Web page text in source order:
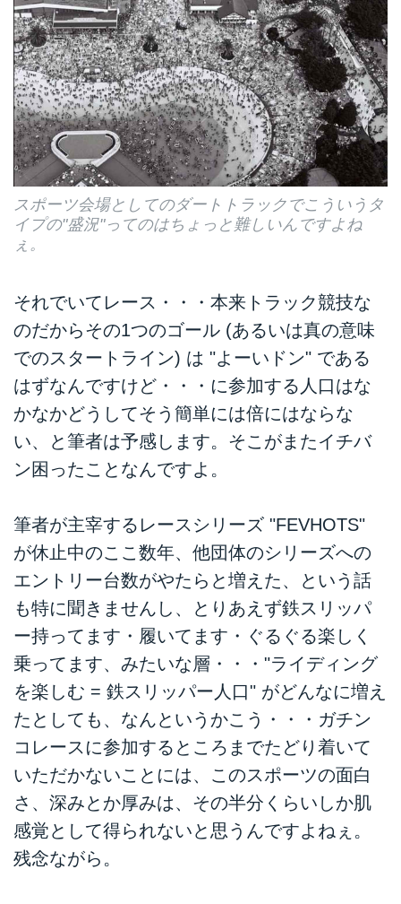
スポーツ会場としてのダートトラックでこういうタ
イプの"盛況"ってのはちょっと難しいんですよね
ぇ。
それでいてレース・・・本来トラック競技な
のだからその1つのゴール (あるいは真の意味
でのスタートライン) は "よーいドン" である
はずなんですけど・・・に参加する人口はな
かなかどうしてそう簡単には倍にはならな
い、と筆者は予感します。そこがまたイチバ
ン困ったことなんですよ。
筆者が主宰するレースシリーズ "FEVHOTS"
が休止中のここ数年、他団体のシリーズへの
エントリー台数がやたらと増えた、という話
も特に聞きませんし、とりあえず鉄スリッパ
ー持ってます・履いてます・ぐるぐる楽しく
乗ってます、みたいな層・・・"ライディング
を楽しむ = 鉄スリッパー人口" がどんなに増え
たとしても、なんというかこう・・・ガチン
コレースに参加するところまでたどり着いて
いただかないことには、このスポーツの面白
さ、深みとか厚みは、その半分くらいしか肌
感覚として得られないと思うんですよねぇ。
残念ながら。